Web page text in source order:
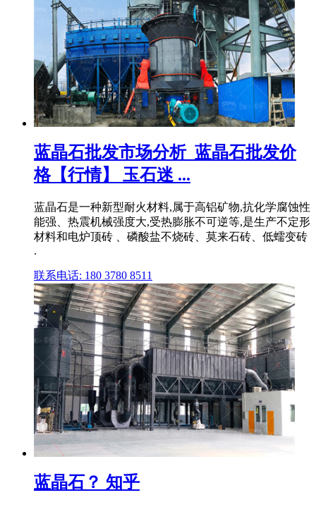
蓝晶石批发市场分析_蓝晶石批发价
格【行情】 玉石迷 ...
蓝晶石是一种新型耐火材料,属于高铝矿物,抗化学腐蚀性
能强、热震机械强度大,受热膨胀不可逆等,是生产不定形
材料和电炉顶砖 、磷酸盐不烧砖、莫来石砖、低蠕变砖
.
联系电话: 180 3780 8511
蓝晶石？ 知乎